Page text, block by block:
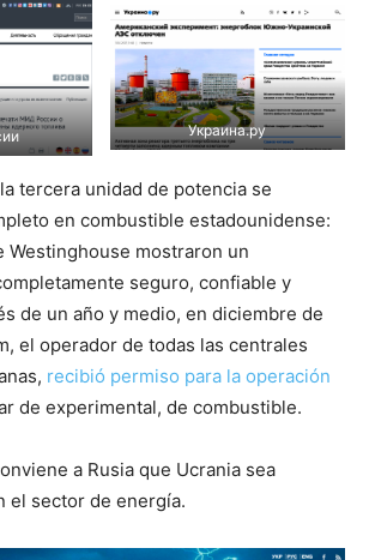
Украина.ру
tercera unidad de potencia se
en combustible estadounidense:
Westinghouse mostraron un
seguro, confiable y
de un año y medio, en diciembre de
el operador de todas las centrales
recibió permiso para la operación
de experimental, de combustible.
a Rusia que Ucrania sea
el sector de energía.